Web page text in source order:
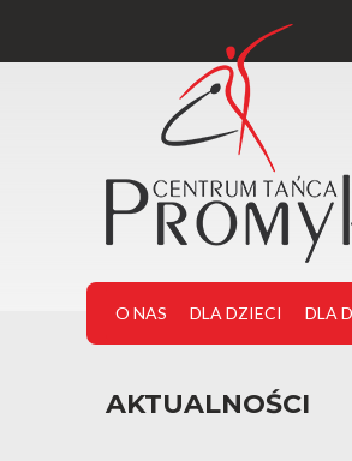
O NAS DLA DZIECI DLA
AKTUALNOŚCI